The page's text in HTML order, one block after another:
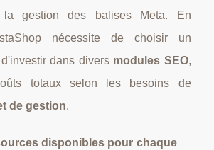
la gestion des balises Meta. En
nécessite de choisir un
dans divers modules SEO,
totaux selon les besoins de
de gestion.
disponibles pour chaque